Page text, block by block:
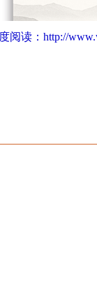
阅读： http://